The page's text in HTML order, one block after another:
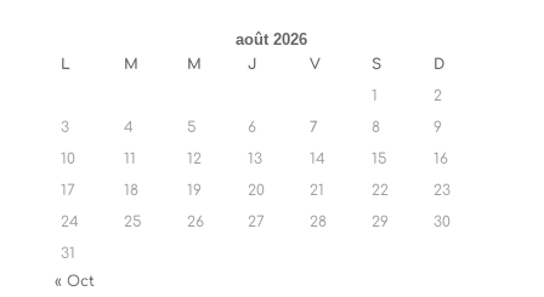
août 2026
L M M J V S
D
1
2
3
4 5 6 7 8
9
10
11 12 13 14 15
16
17
18 19 20 21 22
23
24
25 26 27 28 29
30
31
« Oct